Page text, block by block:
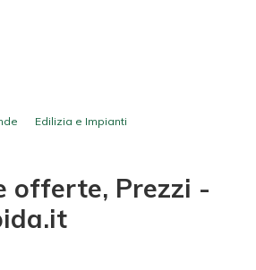
Edilizia e Impianti
offerte, Prezzi -